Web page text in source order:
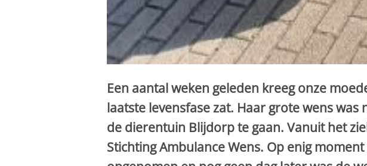
Een aantal weken geleden kreeg onze
laatste levensfase zat. Haar grote wens
de dierentuin Blijdorp te gaan. Vanuit het
Stichting Ambulance Wens. Op enig